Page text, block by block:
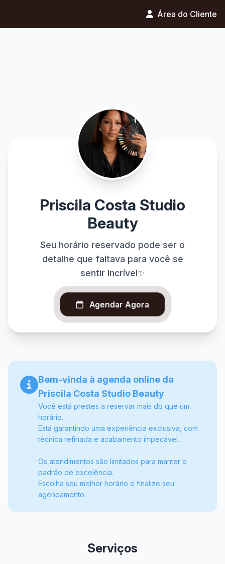
Área do Cliente
Priscila Costa Studio
Beauty
Seu horário reservado pode ser o
detalhe que faltava para você se
sentir incrível✨
Agendar Agora
Bem-vinda à agenda online da
Priscila Costa Studio Beauty
Você está prestes a reservar mais do que um
horário.
Está garantindo uma experiência exclusiva, com
técnica refinada e acabamento impecável.
Os atendimentos são limitados para manter o
padrão de excelência.
Escolha seu melhor horário e finalize seu
agendamento.
Serviços